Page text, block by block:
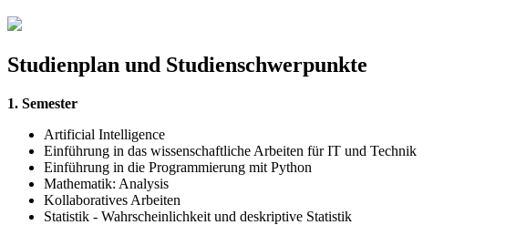
Studienplan und Studienschwerpunkte
1. Semester
Artificial Intelligence
Einführung in das wissenschaftliche Arbeiten für IT und Technik
Einführung in die Programmierung mit Python
Mathematik: Analysis
Kollaboratives Arbeiten
Statistik - Wahrscheinlichkeit und deskriptive Statistik